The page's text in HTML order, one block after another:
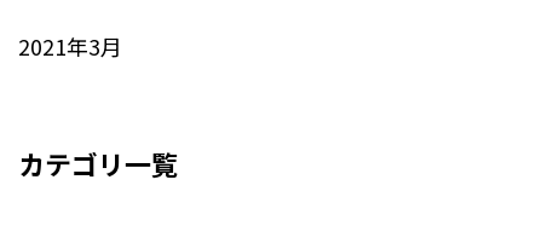
2021年3月
カテゴリ一覧